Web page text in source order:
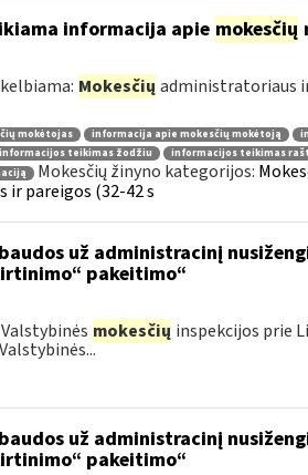
informacija apie mokesčių
Mokesčių administratoriaus
mokėtojas informacija apie mokesčių mokėtoją
informacijos teikimas žodžiu informacijos teikimas
Mokesčių žinyno kategorijos:
pareigos (32-42 s
už administracinį
pakeitimo“
mokesčių inspekcijos prie
už administracinį
pakeitimo“